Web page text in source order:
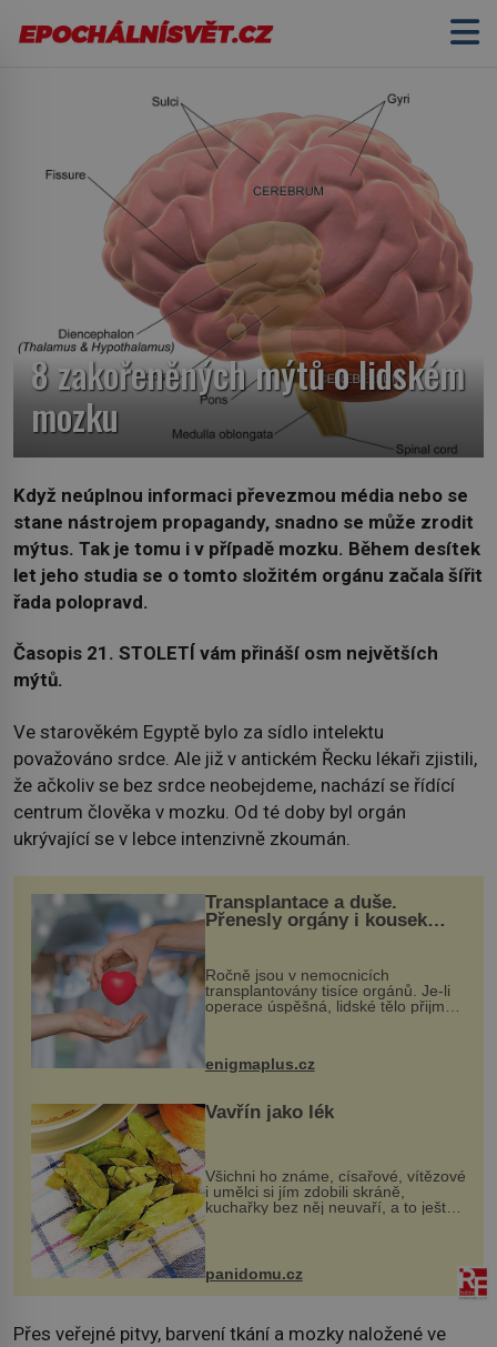
8 zakořeněných mýtů o lidském
mozku
Když neúplnou informaci převezmou média nebo se
stane nástrojem propagandy, snadno se může zrodit
mýtus. Tak je tomu i v případě mozku. Během desítek
let jeho studia se o tomto složitém orgánu začala šířit
řada polopravd.
Časopis 21. STOLETÍ vám přináší osm největších
mýtů.
Ve starověkém Egyptě bylo za sídlo intelektu
považováno srdce. Ale již v antickém Řecku lékaři zjistili,
že ačkoliv se bez srdce neobejdeme, nachází se řídící
centrum člověka v mozku. Od té doby byl orgán
ukrývající se v lebce intenzivně zkoumán.
Transplantace a duše.
Přenesly orgány i kousek
Ročně jsou v nemocnicích
transplantovány tisíce orgánů. Je-li
operace úspěšná, lidské tělo přijme
enigmaplus.cz
Vavřín jako lék
Všichni ho známe, císařové, vítězové
i umělci si jím zdobili skráně,
kuchařky bez něj neuvaří, a to ještě
nevíte, že bobkový list může výrazně
zmírnit některé naše neduhy.
Obsahuje v malém množství ně...
panidomu.cz
Přes veřejné pitvy, barvení tkání a mozky naložené ve